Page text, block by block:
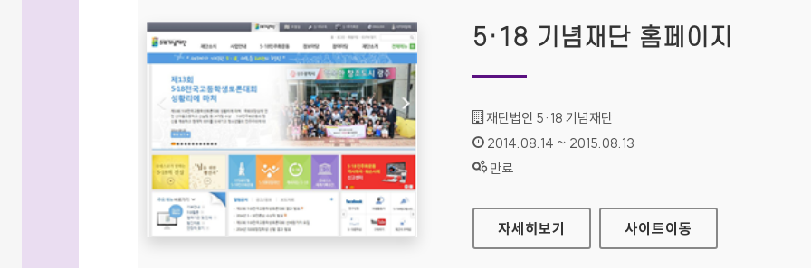
5·18 기념재단 홈페이지
기관명 :
재단법인 5·18 기념재단
인증기간 :
2014.08.14 ~ 2015.08.13
상태 :
만료
5·18 기념재단 홈페이지
자세히보기 사이트이동